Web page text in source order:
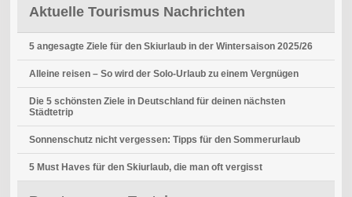
Aktuelle Tourismus Nachrichten
5 angesagte Ziele für den Skiurlaub in der Wintersaison 2025/26
Alleine reisen – So wird der Solo-Urlaub zu einem Vergnügen
Die 5 schönsten Ziele in Deutschland für deinen nächsten
Städtetrip
Sonnenschutz nicht vergessen: Tipps für den Sommerurlaub
5 Must Haves für den Skiurlaub, die man oft vergisst